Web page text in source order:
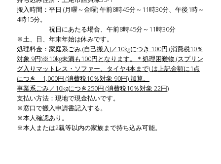
搬入時間：平日 (月曜～金曜) 午前8時45分～11時30分、午後1時～
4時15分。
祝日にあたる場合、午前8時45分～11時30分
※土、日、年末年始は休みです。
処理料金： 家庭系ごみ (自己搬入)／10kgにつき 100円 (消費税10％
対象 9円)※10kg未満も100円となります。＊処理困難物 (スプリン
グ入りマットレス・ソファー、タイヤ4本まで) は上記金額に1点
につき 1,000円 (消費税10％対象 90円) 加算。
事業系ごみ／10kgにつき250円 (消費税10％対象 22円)
支払い方法：現地で現金払いです。
※窓口で搬入申請書記入する。
※本人確認あり。
※本人または2親等以内の家族まで持ち込み可能。